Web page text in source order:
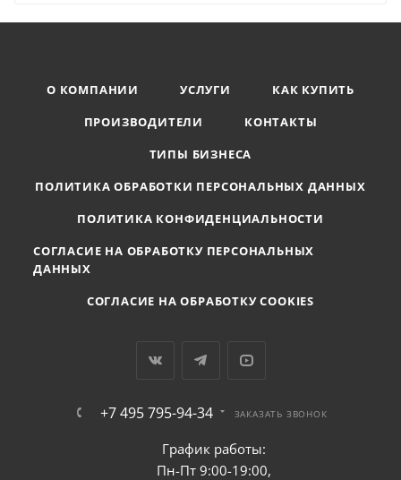
О КОМПАНИИ УСЛУГИ
КАК КУПИТЬ
ПРОИЗВОДИТЕЛИ
КОНТАКТЫ
ТИПЫ БИЗНЕСА
ПОЛИТИКА ОБРАБОТКИ ПЕРСОНАЛЬНЫХ ДАННЫХ
ПОЛИТИКА КОНФИДЕНЦИАЛЬНОСТИ
СОГЛАСИЕ НА ОБРАБОТКУ ПЕРСОНАЛЬНЫХ
ДАННЫХ
СОГЛАСИЕ НА ОБРАБОТКУ COOKIES
+7 495 795-94-34 ЗАКАЗАТЬ ЗВОНОК
График работы:
Пн-Пт 9:00-19:00,